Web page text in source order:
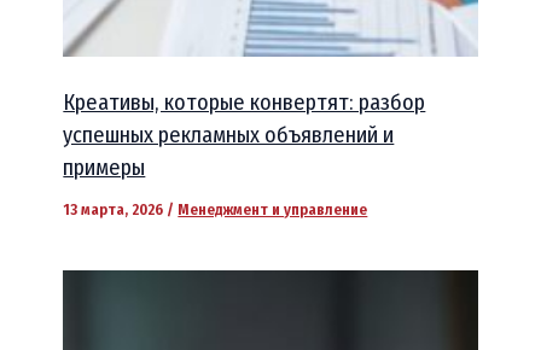
Креативы, которые конвертят: разбор
успешных рекламных объявлений и
примеры
13 марта, 2026 / Менеджмент и управление